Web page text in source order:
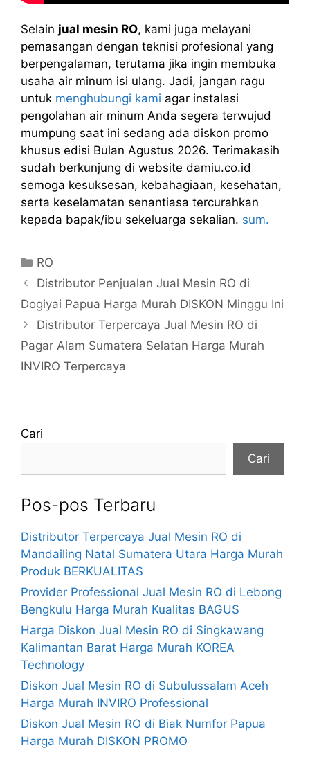
Selain jual mesin RO, kami juga melayani
pemasangan dengan teknisi profesional yang
berpengalaman, terutama jika ingin membuka
usaha air minum isi ulang. Jadi, jangan ragu
untuk menghubungi kami agar instalasi
pengolahan air minum Anda segera terwujud
mumpung saat ini sedang ada diskon promo
khusus edisi Bulan Agustus 2026. Terimakasih
sudah berkunjung di website damiu.co.id
semoga kesuksesan, kebahagiaan, kesehatan,
serta keselamatan senantiasa tercurahkan
kepada bapak/ibu sekeluarga sekalian. sum.
Kategori
RO
Distributor Penjualan Jual Mesin RO di
Dogiyai Papua Harga Murah DISKON Minggu Ini
Distributor Terpercaya Jual Mesin RO di
Pagar Alam Sumatera Selatan Harga Murah
INVIRO Terpercaya
Cari
Cari
Pos-pos Terbaru
Distributor Terpercaya Jual Mesin RO di
Mandailing Natal Sumatera Utara Harga Murah
Produk BERKUALITAS
Provider Professional Jual Mesin RO di Lebong
Bengkulu Harga Murah Kualitas BAGUS
Harga Diskon Jual Mesin RO di Singkawang
Kalimantan Barat Harga Murah KOREA
Technology
Diskon Jual Mesin RO di Subulussalam Aceh
Harga Murah INVIRO Professional
Diskon Jual Mesin RO di Biak Numfor Papua
Harga Murah DISKON PROMO